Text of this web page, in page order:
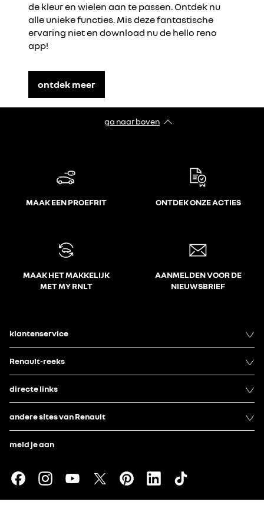
de kleur en wielen aan te passen. Ontdek nu
alle unieke functies. Mis deze fantastische
ervaring niet en download nu de hello reno
app!
ontdek meer
ga naar boven
MAAK EEN PROEFRIT ONTDEK ONZE ACTIES
MAAK HET MAKKELIJK
MET MY RNLT
AANMELDEN VOOR DE
NIEUWSBRIEF
klantenservice
Renault-reeks
directe links
andere sites van Renault
meld je aan